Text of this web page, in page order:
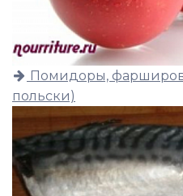
Помидоры,
польски)